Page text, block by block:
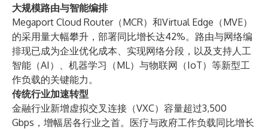
大规模路由与智能编排
Megaport Cloud Router（MCR）和Virtual Edge（MVE）
的采用量大幅攀升，部署同比增长达42%。路由与网络编
排现已成为企业优化成本、实现网络分段，以及支持人工
智能（AI）、机器学习（ML）与物联网（IoT）等新型工
作负载的关键能力。
传统行业加速转型
金融行业新增虚拟交叉连接（VXC）容量超过3,500
Gbps，增幅居各行业之首。医疗与政府工作负载同比增长